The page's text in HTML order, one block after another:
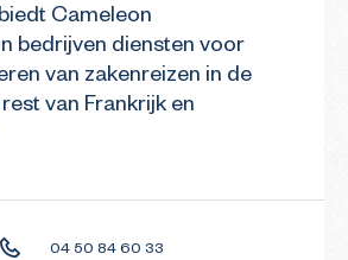
Cameleon
bedrijven diensten voor
van zakenreizen in de
van Frankrijk en
04 50 84 60 33